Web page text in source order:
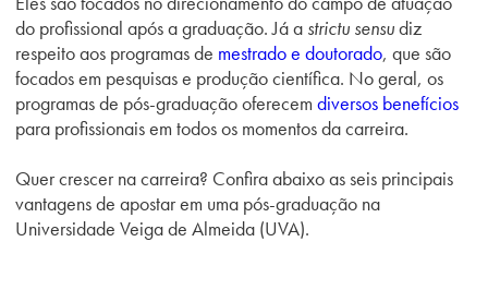
do profissional após a graduação. Já a strictu sensudiz
respeito aos programas de mestrado e doutorado, que são
focados em pesquisas e produção científica. No geral, os
programas de pós-graduação oferecem diversos benefícios
para profissionais em todos os momentos da carreira.
Quer crescer na carreira? Confira abaixo as seis principais
vantagens de apostar em uma pós-graduação na
Universidade Veiga de Almeida (UVA).